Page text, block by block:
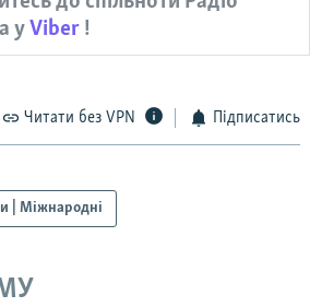
уViber !
Читати без VPN Підписатись
| Міжнародні